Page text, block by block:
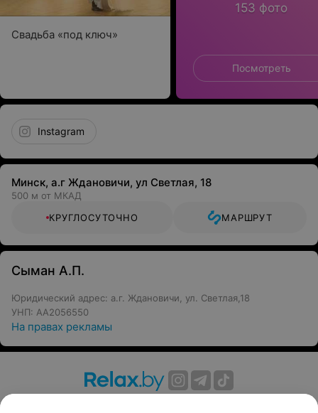
Свадьба «под ключ»
153 фото
Посмотреть
Instagram
Минск, а.г Ждановичи, ул Светлая, 18
500 м от МКАД
КРУГЛОСУТОЧНО
МАРШРУТ
Сыман А.П.
Юридический адрес: а.г. Ждановичи, ул. Светлая,18
УНП: AA2056550
На правах рекламы